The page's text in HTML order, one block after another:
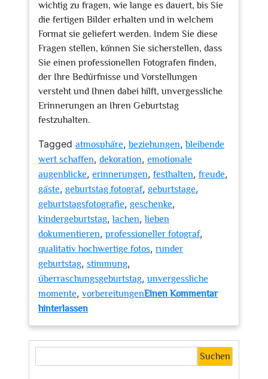
wichtig zu fragen, wie lange es dauert, bis Sie
die fertigen Bilder erhalten und in welchem
Format sie geliefert werden. Indem Sie diese
Fragen stellen, können Sie sicherstellen, dass
Sie einen professionellen Fotografen finden,
der Ihre Bedürfnisse und Vorstellungen
versteht und Ihnen dabei hilft, unvergessliche
Erinnerungen an Ihren Geburtstag
festzuhalten.
Tagged atmosphäre,beziehungen,bleibende
wert schaffen, dekoration, emotionale
augenblicke, erinnerungen, festhalten, freude,
gäste, geburtstag fotograf, geburtstage,
geburtstagsfotografie, geschenke,
kindergeburtstag,lachen,lieben
dokumentieren, professioneller fotograf,
qualitativ hochwertige fotos, runder
geburtstag, stimmung,
überraschungsgeburtstag, unvergessliche
momente, vorbereitungenEinen Kommentar
hinterlassenzu
einfangen:
Die
Suchen